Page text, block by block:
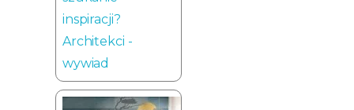
inspiracji?
Architekci -
wywiad